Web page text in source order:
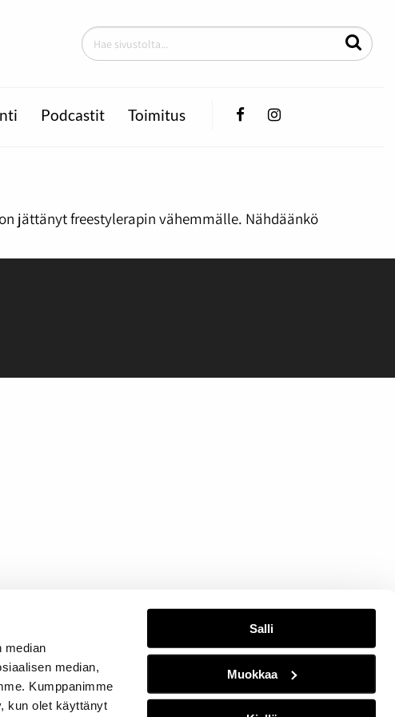
median
median,
Kumppanimme
kun olet käyttänyt
Salli
Muokkaa
Podcastit Toimitus FacebookInstagram
jättänyt freestylerapin vähemmälle. Nähdäänkö